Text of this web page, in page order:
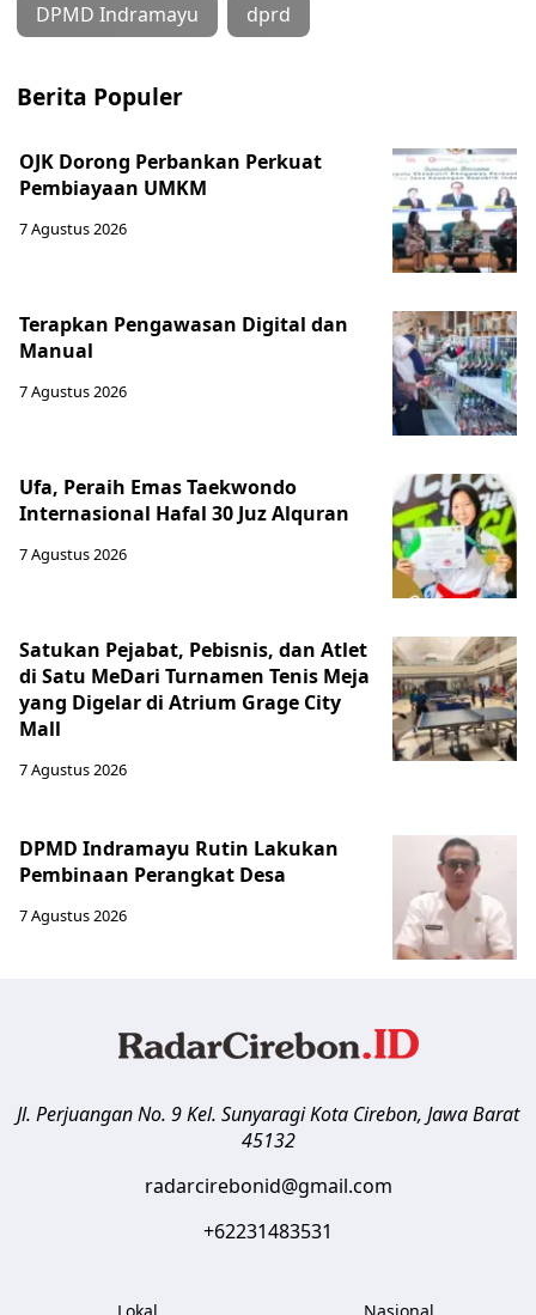
DPMD Indramayu dprd
Berita Populer
OJK Dorong Perbankan Perkuat
Pembiayaan UMKM
7 Agustus 2026
Terapkan Pengawasan Digital dan
Manual
7 Agustus 2026
Ufa, Peraih Emas Taekwondo
Internasional Hafal 30 Juz Alquran
7 Agustus 2026
Satukan Pejabat, Pebisnis, dan Atlet
di Satu MeDari Turnamen Tenis Meja
yang Digelar di Atrium Grage City
Mall
7 Agustus 2026
DPMD Indramayu Rutin Lakukan
Pembinaan Perangkat Desa
7 Agustus 2026
Jl. Perjuangan No. 9 Kel. SunyaragiKota Cirebon, Jawa Barat
45132
radarcirebonid@gmail.com
+62231483531